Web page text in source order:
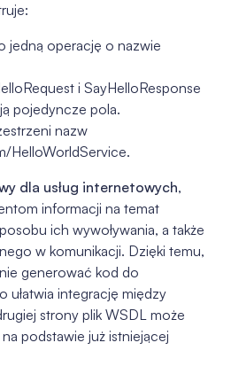
jedną operację o nazwie
i SayHelloResponse
pojedyncze pola.
nazw
HelloWorldService.
dla usług internetowych,
informacji na temat
ich wywoływania, a także
w komunikacji. Dzięki temu,
generować kod do
ułatwia integrację między
strony plik WSDL może
podstawie już istniejącej